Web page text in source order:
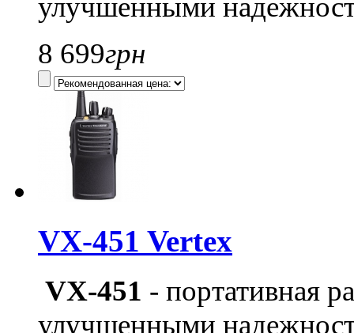
улучшенными
8 699грн
VX-451 Vertex
VX-451 - портативная
улучшенными